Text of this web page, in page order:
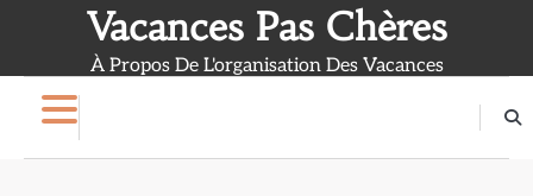
Vacances Pas Chères
À Propos De L'organisation Des Vacances